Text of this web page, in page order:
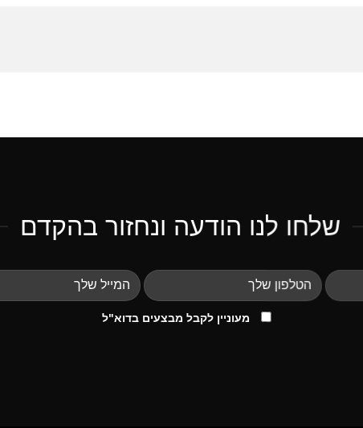
שלחו לנו הודעה ונחזור בהקדם
מעוניין לקבל מבצעים בדוא"ל